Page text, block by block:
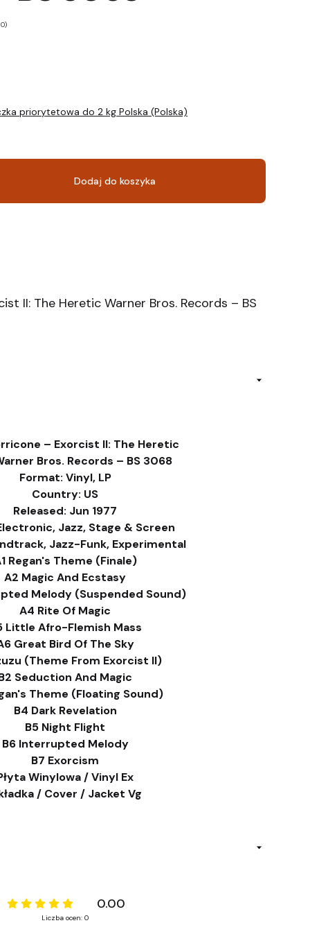
priorytetowa do 2 kg Polska (Polska)
Dodaj do koszyka
II: The Heretic Warner Bros. Records – BS
– Exorcist II: The Heretic
Bros. Records – BS 3068
Format: Vinyl, LP
Country: US
Released: Jun 1977
Jazz, Stage & Screen
Jazz-Funk, Experimental
Regan's Theme (Finale)
A2 Magic And Ecstasy
Melody (Suspended Sound)
A4 Rite Of Magic
Little Afro-Flemish Mass
Great Bird Of The Sky
(Theme From Exorcist II)
Seduction And Magic
Theme (Floating Sound)
B4 Dark Revelation
B5 Night Flight
B6 Interrupted Melody
B7 Exorcism
Winylowa / Vinyl Ex
/ Cover / Jacket Vg
0.00
Liczba ocen: 0